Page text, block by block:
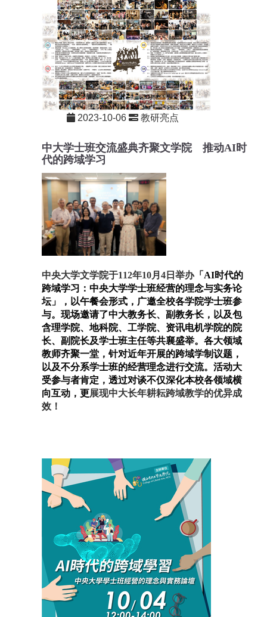
2023-10-06 教研亮点
中大学士班交流盛典齐聚文学院 推动AI时
代的跨域学习
中央大学文学院于112年10月4日举办 「 AI时代的
跨域学习：中央大学学士班经营的理念与实务论
坛」，以午餐会形式，广邀全校各学院学士班参
与。现场邀请了中大教务长、副教务长，以及包
含理学院、地科院、工学院、资讯电机学院的院
长、副院长及学士班主任等共襄盛举。各大领域
教师齐聚一堂，针对近年开展的跨域学制议题，
以及不分系学士班的经营理念进行交流。活动大
受参与者肯定，透过对谈不仅深化本校各领域横
向互动，更展现中大长年耕耘跨域教学的优异成
效！